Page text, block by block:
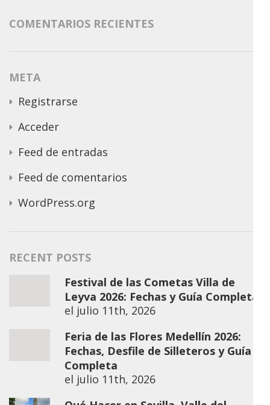
COMENTARIOS RECIENTES
META
Registrarse
Acceder
Feed de entradas
Feed de comentarios
WordPress.org
RECENT POSTS
Festival de las Cometas Villa de
Leyva 2026: Fechas y Guía Completa
el julio 11th, 2026
Feria de las Flores Medellín 2026:
Fechas, Desfile de Silleteros y Guía
Completa
el julio 11th, 2026